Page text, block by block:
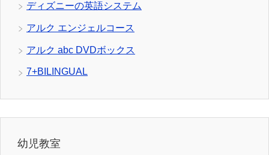
ディズニーの英語システム
アルク エンジェルコース
アルク abc DVDボックス
7+BILINGUAL
幼児教室